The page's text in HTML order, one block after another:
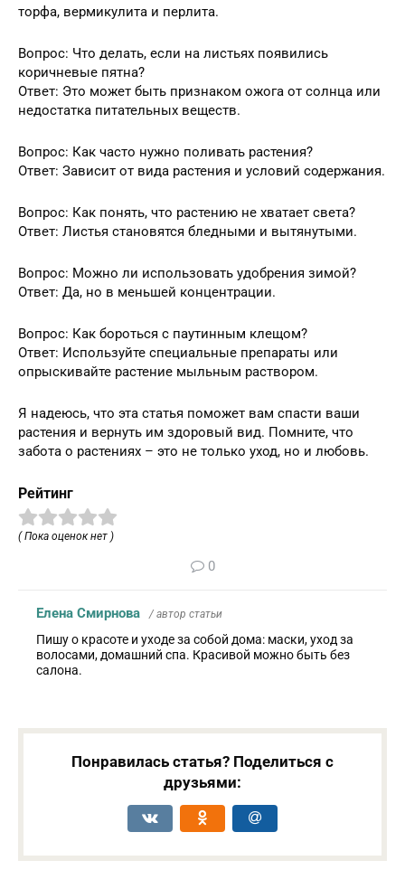
торфа, вермикулита и перлита.
Вопрос: Что делать, если на листьях появились
коричневые пятна?
Ответ: Это может быть признаком ожога от солнца или
недостатка питательных веществ.
Вопрос: Как часто нужно поливать растения?
Ответ: Зависит от вида растения и условий содержания.
Вопрос: Как понять, что растению не хватает света?
Ответ: Листья становятся бледными и вытянутыми.
Вопрос: Можно ли использовать удобрения зимой?
Ответ: Да, но в меньшей концентрации.
Вопрос: Как бороться с паутинным клещом?
Ответ: Используйте специальные препараты или
опрыскивайте растение мыльным раствором.
Я надеюсь, что эта статья поможет вам спасти ваши
растения и вернуть им здоровый вид. Помните, что
забота о растениях – это не только уход, но и любовь.
Рейтинг
( Пока оценок нет )
0
Елена Смирнова / автор статьи
Пишу о красоте и уходе за собой дома: маски, уход за
волосами, домашний спа. Красивой можно быть без
салона.
Понравилась статья? Поделиться с
друзьями: